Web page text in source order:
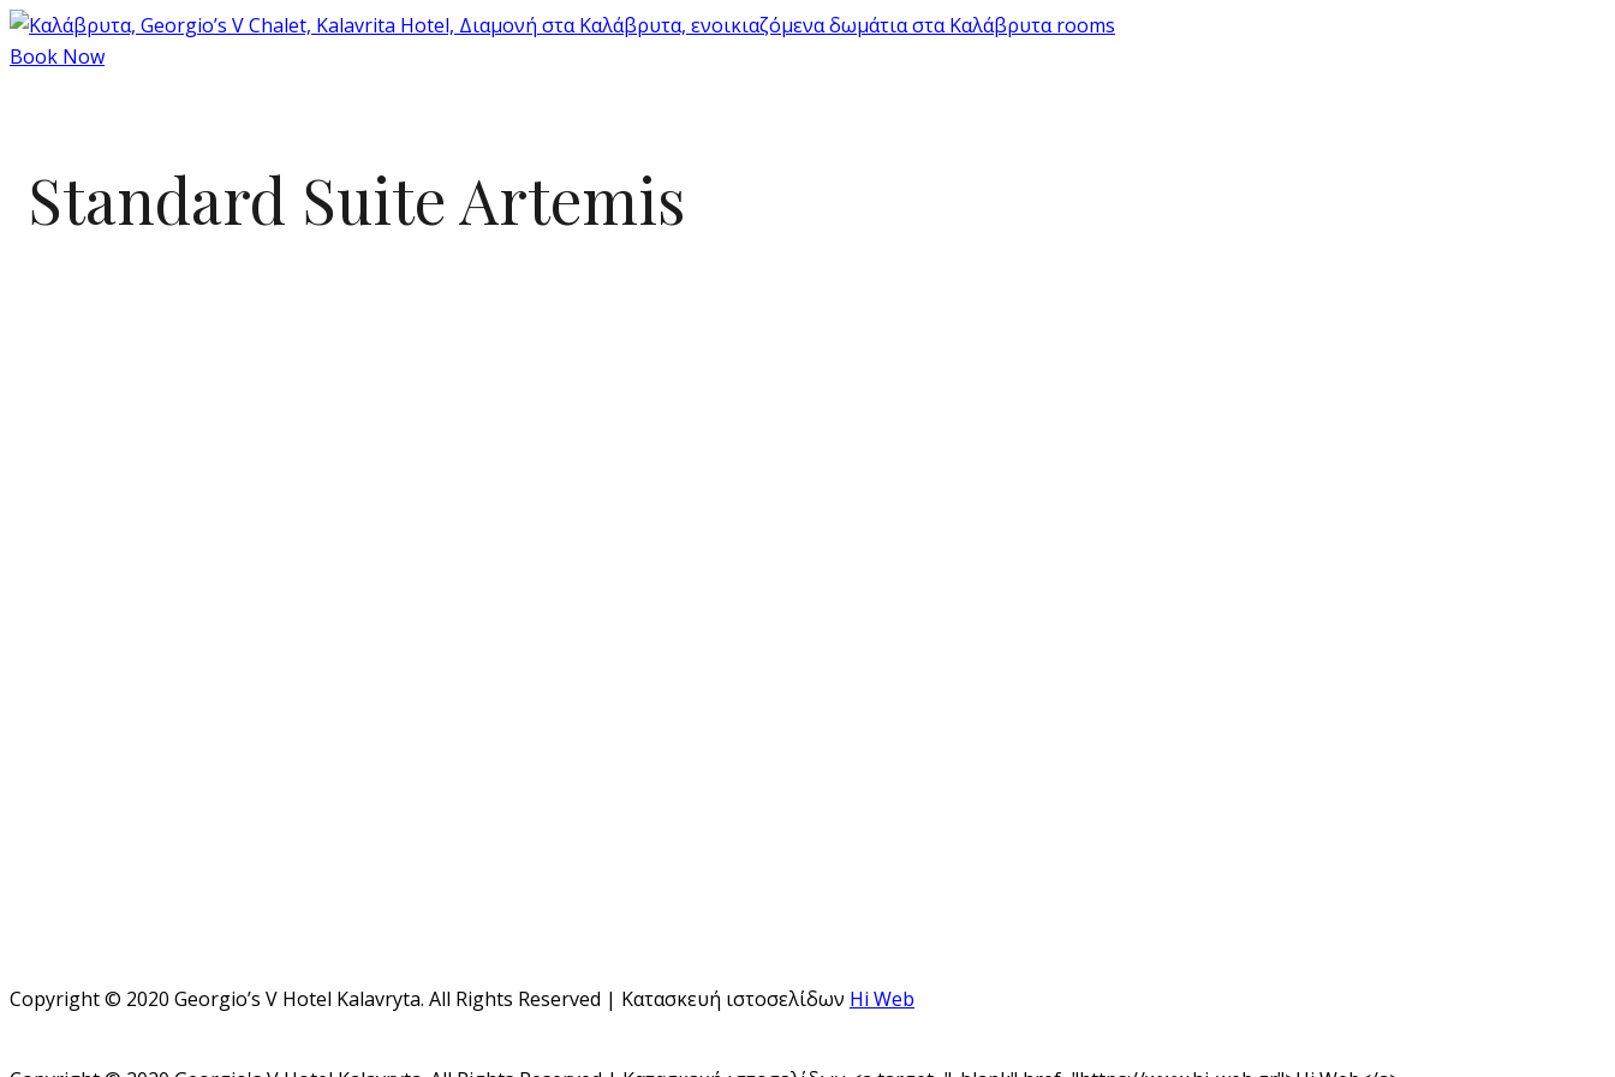
Book Now
Standard Suite Artemis
Copyright © 2020 Georgio’s V Hotel Kalavryta. All Rights Reserved | Κατασκευή ιστοσελίδων Hi Web